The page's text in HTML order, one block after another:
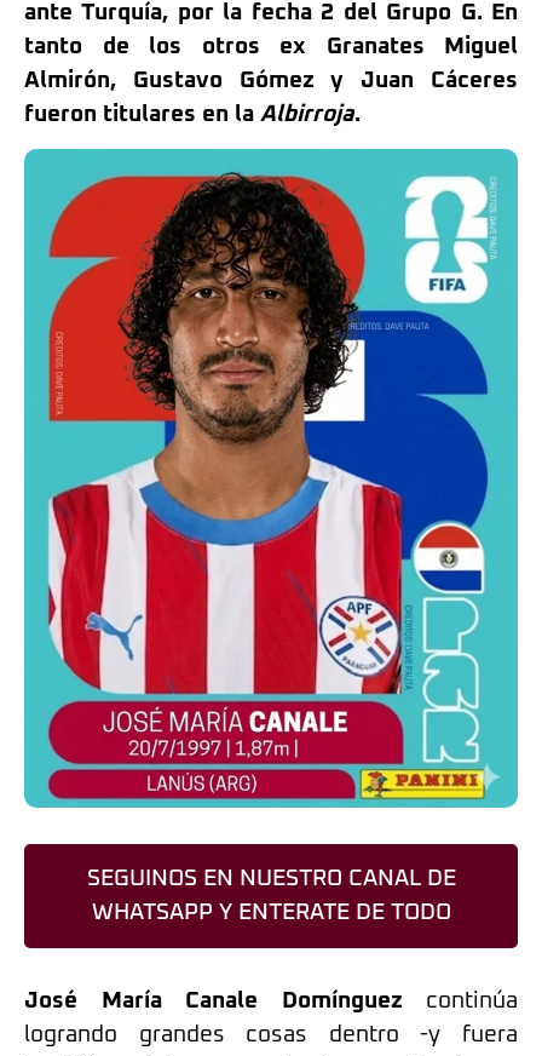
ante Turquía, por la fecha 2 del Grupo G. En
tanto de los otros ex Granates Miguel
Almirón, Gustavo Gómez y Juan Cáceres
fueron titulares en la Albirroja.
SEGUINOS EN NUESTRO CANAL DE
WHATSAPP Y ENTERATE DE TODO
José María Canale Domínguez continúa
logrando grandes cosas dentro -y fuera